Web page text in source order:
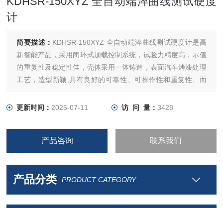
计
简要描述： KDHSR-150XYZ 全自动端淬曲线测试硬度计是高
新智能产品，采用闭环式加载控制系统，试验力精度高，示值
的重复性及稳定性佳，壳体采用一体铸造，表面汽车烤漆处理
工艺，造型新颖,具有良好的可靠性、可操作性和重复性、而
更新时间： 2025-07-11 访 问 量： 3428
产品咨询 联系我们
产品分类 PRODUCT CATEGORY